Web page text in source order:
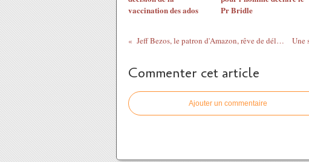
vaccination des ados
Pr Bridle
Jeff Bezos, le patron d'Amazon, rêve de délocaliser... dans l'espace
Commenter cet article
Ajouter un commentaire